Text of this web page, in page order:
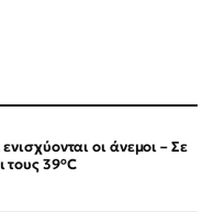
οι άνεμοι – Σε
τους 39°C